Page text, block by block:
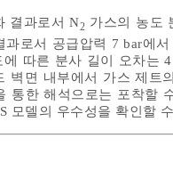
결과로서 N2 가스의 농도
과로서 공급압력 7 bar에
에 따른 분사 길이 오차는
벽면 내부에서 가스 제
통한 해석으로는 포착할
모델의 우수성을 확인할